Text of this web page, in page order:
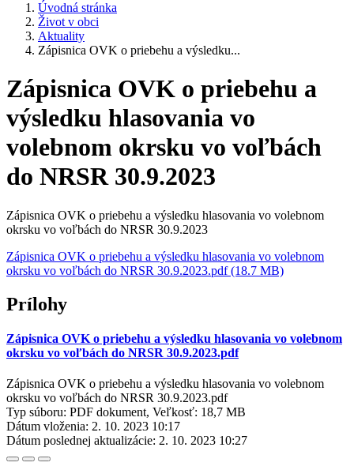
Úvodná stránka
Život v obci
Aktuality
Zápisnica OVK o priebehu a výsledku...
Zápisnica OVK o priebehu a
výsledku hlasovania vo
volebnom okrsku vo voľbách
do NRSR 30.9.2023
Zápisnica OVK o priebehu a výsledku hlasovania vo volebnom
okrsku vo voľbách do NRSR 30.9.2023
Zápisnica OVK o priebehu a výsledku hlasovania vo volebnom
okrsku vo voľbách do NRSR 30.9.2023.pdf (18.7 MB)
Prílohy
Zápisnica OVK o priebehu a výsledku hlasovania vo volebnom
okrsku vo voľbách do NRSR 30.9.2023.pdf
Zápisnica OVK o priebehu a výsledku hlasovania vo volebnom
okrsku vo voľbách do NRSR 30.9.2023.pdf
Typ súboru: PDF dokument, Veľkosť: 18,7 MB
Dátum vloženia: 2. 10. 2023 10:17
Dátum poslednej aktualizácie: 2. 10. 2023 10:27